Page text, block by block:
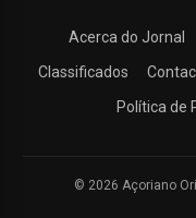
Acerca do Jornal
Classificados
Política de
© 2026 Açoriano